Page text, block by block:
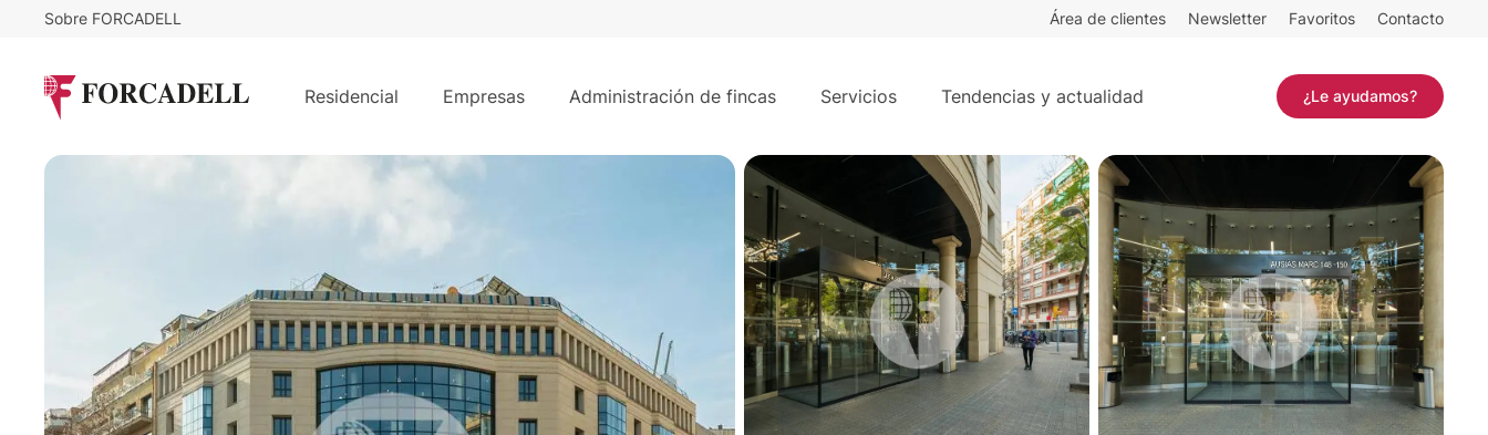
Sobre FORCADELL Área de clientes Newsletter Favoritos Contacto
Residencial Empresas Administración de fincas Servicios Tendencias y actualidad ¿Le ayudamos?
AUSIAS MARCH - Eixample - Barcelona